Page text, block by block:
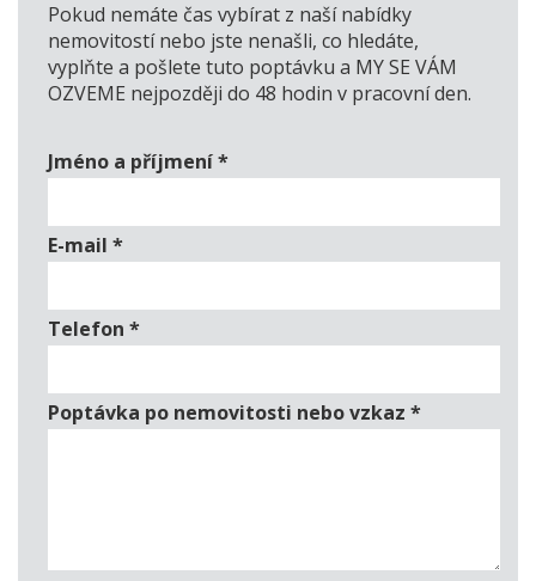
Pokud nemáte čas vybírat z naší nabídky
nemovitostí nebo jste nenašli, co hledáte,
vyplňte a pošlete tuto poptávku a MY SE VÁM
OZVEME nejpozději do 48 hodin v pracovní den.
Jméno a příjmení*
E-mail *
Telefon *
Poptávka po nemovitosti nebo vzkaz *